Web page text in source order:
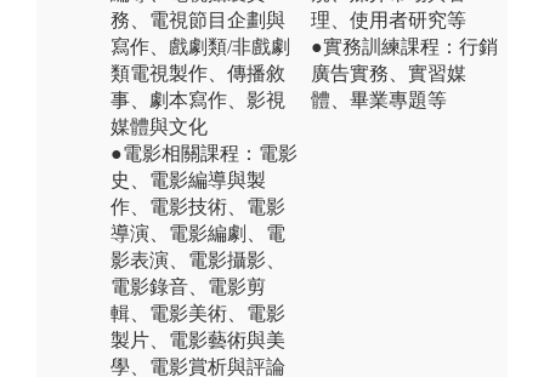
務、電視節目企劃與
寫作、戲劇類/非戲劇
類電視製作、傳播敘
事、劇本寫作、影視
媒體與文化
●電影相關課程：電影
史、電影編導與製
作、電影技術、電影
導演、電影編劇、電
影表演、電影攝影、
電影錄音、電影剪
輯、電影美術、電影
製片、電影藝術與美
學、電影賞析與評論
理、使用者研究等
●實務訓練課程：行銷
廣告實務、實習媒
體、畢業專題等